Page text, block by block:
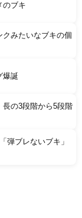
のブキ
みたいなブキの個
爆誕
長の3段階から5段階
弾ブレないブキ」